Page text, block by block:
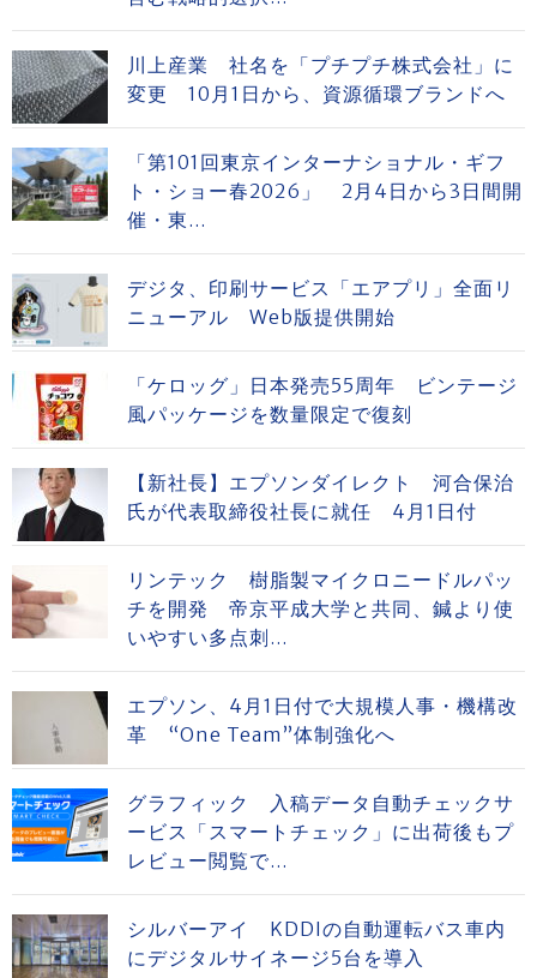
川上産業 社名を「プチプチ株式会社」に
変更 10月1日から、資源循環ブランドへ
「第101回東京インターナショナル・ギフ
ト・ショー春2026」 2月4日から3日間開
催・東...
デジタ、印刷サービス「エアプリ」全面リ
ニューアル Web版提供開始
「ケロッグ」日本発売55周年 ビンテージ
風パッケージを数量限定で復刻
【新社長】エプソンダイレクト 河合保治
氏が代表取締役社長に就任 4月1日付
リンテック 樹脂製マイクロニードルパッ
チを開発 帝京平成大学と共同、鍼より使
いやすい多点刺...
エプソン、4月1日付で大規模人事・機構改
革 “One Team”体制強化へ
グラフィック 入稿データ自動チェックサ
ービス「スマートチェック」に出荷後もプ
レビュー閲覧で...
シルバーアイ KDDIの自動運転バス車内
にデジタルサイネージ5台を導入